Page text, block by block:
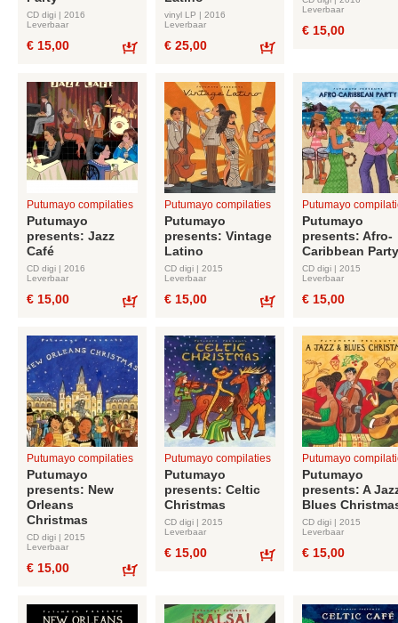
CD digi | 2016
Leverbaar
€ 15,00
vinyl LP | 2016
Leverbaar
€ 25,00
Leverbaar
€ 15,00
Putumayo compilaties
Putumayo
presents: Jazz
Café
CD digi | 2016
Leverbaar
€ 15,00
Putumayo compilaties
Putumayo
presents: Vintage
Latino
CD digi | 2015
Leverbaar
€ 15,00
Putumayo
Putumayo
presents: Afro-
Caribbean Party
CD digi | 2015
Leverbaar
€ 15,00
Putumayo compilaties
Putumayo
presents: New
Orleans
Christmas
CD digi | 2015
Leverbaar
€ 15,00
Putumayo compilaties
Putumayo
presents: Celtic
Christmas
CD digi | 2015
Leverbaar
€ 15,00
Putumayo
Putumayo
presents: A
Blues
CD digi | 2015
Leverbaar
€ 15,00